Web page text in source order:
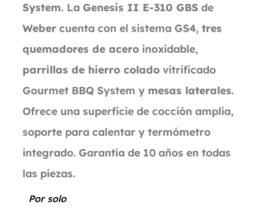
System. La Genesis II E-310 GBS de
Weber cuenta con el sistema GS4, tres
quemadores de acero inoxidable,
parrillas de hierro colado vitrificado
Gourmet BBQ System y mesas laterales.
Ofrece una superficie de cocción amplia,
soporte para calentar y termómetro
integrado. Garantía de 10 años en todas
las piezas.
Por solo